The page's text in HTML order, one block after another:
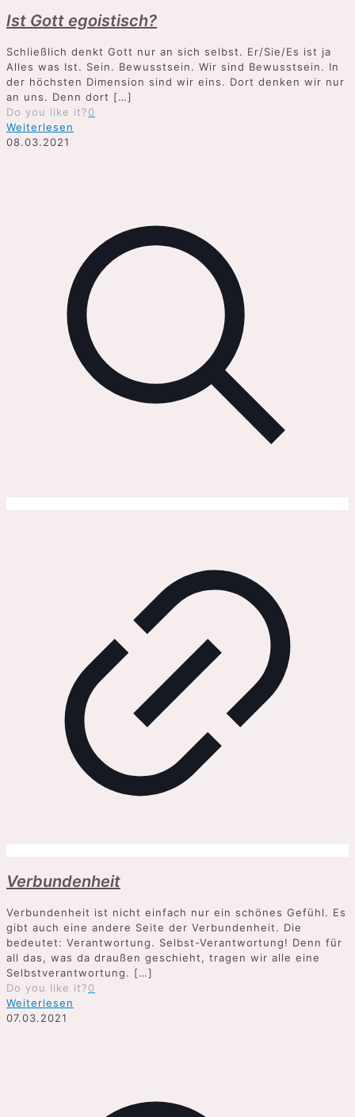
Ist Gott egoistisch?
Schließlich denkt Gott nur an sich selbst. Er/Sie/Es ist ja
Alles was Ist. Sein. Bewusstsein. Wir sind Bewusstsein. In
der höchsten Dimension sind wir eins. Dort denken wir nur
an uns. Denn dort […]
Do you like it?0
Weiterlesen
08.03.2021
Verbundenheit
Verbundenheit ist nicht einfach nur ein schönes Gefühl. Es
gibt auch eine andere Seite der Verbundenheit. Die
bedeutet: Verantwortung. Selbst-Verantwortung! Denn für
all das, was da draußen geschieht, tragen wir alle eine
Selbstverantwortung. […]
Do you like it?0
Weiterlesen
07.03.2021